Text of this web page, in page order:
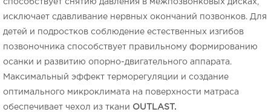
способствует снятию давления в межпозвонковых дисках,
исключает сдавливание нервных окончаний позвонков. Для
детей и подростков соблюдение естественных изгибов
позвоночника способствует правильному формированию
осанки и развитию опорно-двигательного аппарата.
Максимальный эффект терморегуляции и создание
оптимального микроклимата на поверхности матраса
обеспечивает чехол из ткани OUTLAST.